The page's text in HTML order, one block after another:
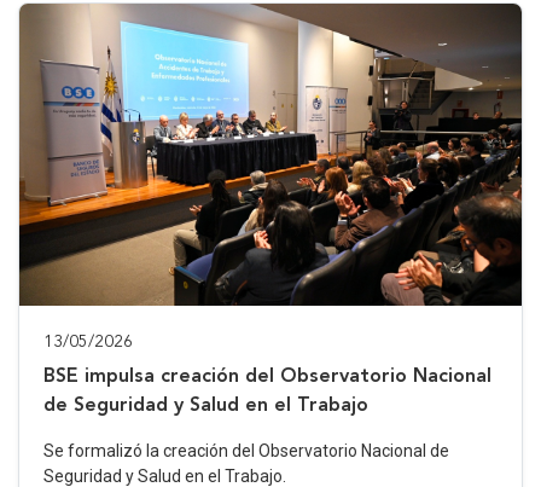
13/05/2026
BSE impulsa creación del Observatorio Nacional
de Seguridad y Salud en el Trabajo
Se formalizó la creación del Observatorio Nacional de
Seguridad y Salud en el Trabajo.